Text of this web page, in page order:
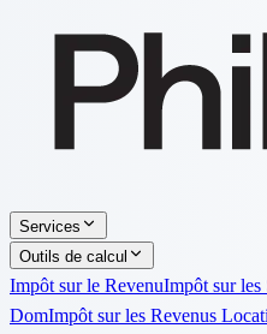
Services
Outils de calcul
Impôt sur le RevenuImpôt sur les
DomImpôt sur les Revenus